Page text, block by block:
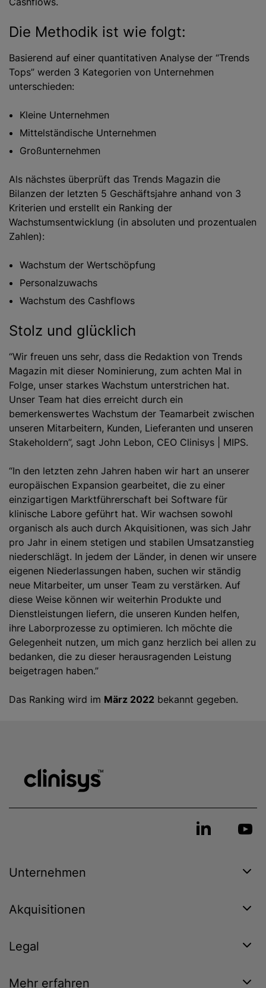
Die Methodik ist wie folgt:
Basierend auf einer quantitativen Analyse der “Trends
Tops” werden 3 Kategorien von Unternehmen
unterschieden:
Kleine Unternehmen
Mittelständische Unternehmen
Großunternehmen
Als nächstes überprüft das Trends Magazin die
Bilanzen der letzten 5 Geschäftsjahre anhand von 3
Kriterien und erstellt ein Ranking der
Wachstumsentwicklung (in absoluten und prozentualen
Zahlen):
Wachstum der Wertschöpfung
Personalzuwachs
Wachstum des Cashflows
Stolz und glücklich
“Wir freuen uns sehr, dass die Redaktion von Trends
Magazin mit dieser Nominierung, zum achten Mal in
Folge, unser starkes Wachstum unterstrichen hat.
Unser Team hat dies erreicht durch ein
bemerkenswertes Wachstum der Teamarbeit zwischen
unseren Mitarbeitern, Kunden, Lieferanten und unseren
Stakeholdern”, sagt John Lebon, CEO Clinisys | MIPS.
“In den letzten zehn Jahren haben wir hart an unserer
europäischen Expansion gearbeitet, die zu einer
einzigartigen Marktführerschaft bei Software für
klinische Labore geführt hat. Wir wachsen sowohl
organisch als auch durch Akquisitionen, was sich Jahr
pro Jahr in einem stetigen und stabilen Umsatzanstieg
niederschlägt. In jedem der Länder, in denen wir unsere
eigenen Niederlassungen haben, suchen wir ständig
neue Mitarbeiter, um unser Team zu verstärken. Auf
diese Weise können wir weiterhin Produkte und
Dienstleistungen liefern, die unseren Kunden helfen,
ihre Laborprozesse zu optimieren. Ich möchte die
Gelegenheit nutzen, um mich ganz herzlich bei allen zu
bedanken, die zu dieser herausragenden Leistung
beigetragen haben.”
Das Ranking wird im März 2022 bekannt gegeben.
Unternehmen
Akquisitionen
Legal
Mehr erfahren